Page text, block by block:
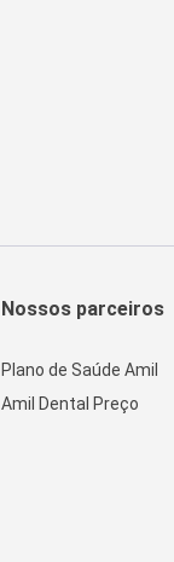
Nossos parceiros
Plano de Saúde Amil
Amil Dental Preço